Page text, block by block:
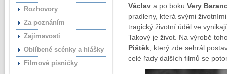
Rozhovory
Za poznáním
Zajímavosti
Oblíbené scénky a hlášky
Filmové písničky
Václav a po boku Very
pradleny, která svými
tragický životní úděl ve
Takový je život. Na výrobě
Pištěk, který zde sehrál
celé řady dalších filmů se